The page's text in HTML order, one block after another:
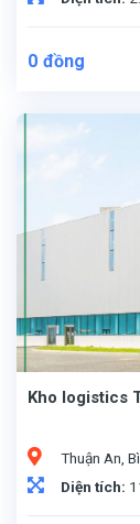
0 đồng
Kho logistics
Thuận An,
Diện tích: